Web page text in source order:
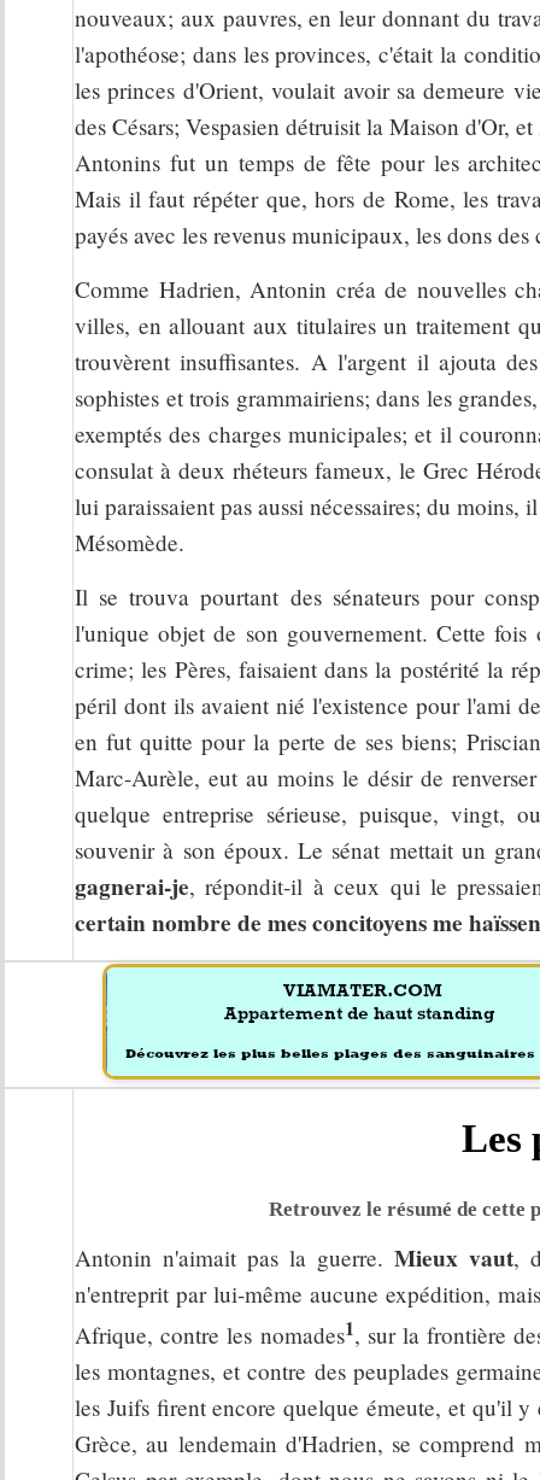
nouveaux; aux pauvres, en leur donnant du
l'apothéose; dans les provinces, c'était la
les princes d'Orient, voulait avoir sa demeure
des Césars; Vespasien détruisit la Maison d'Or,
Antonins fut un temps de fête pour les
Mais il faut répéter que, hors de Rome, les
payés avec les revenus municipaux, les dons
Comme Hadrien, Antonin créa de nouvelles
villes, en allouant aux titulaires un traitement
trouvèrent insuffisantes. A l'argent il ajouta
sophistes et trois grammairiens; dans les
exemptés des charges municipales; et il
consulat à deux rhéteurs fameux, le Grec
lui paraissaient pas aussi nécessaires; du
Mésomède.
Il se trouva pourtant des sénateurs pour
l'unique objet de son gouvernement. Cette
crime; les Pères, faisaient dans la postérité la
péril dont ils avaient nié l'existence pour l'ami
en fut quitte pour la perte de ses biens;
Marc-Aurèle, eut au moins le désir de
quelque entreprise sérieuse, puisque, vingt,
souvenir à son époux. Le sénat mettait un
gagnerai-je, répondit-il à ceux qui le
certain nombre de mes concitoyens me
Les
Retrouvez le résumé de cette
Antonin n'aimait pas la guerre. Mieux vaut,
n'entreprit par lui-même aucune expédition,
Afrique, contre les nomades1, sur la frontière
les montagnes, et contre des peuplades
les Juifs firent encore quelque émeute, et qu'il
Grèce, au lendemain d'Hadrien, se comprend